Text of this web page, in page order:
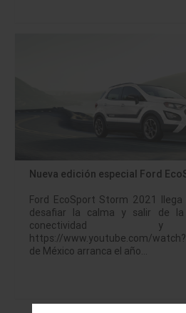
Nueva edición especial Ford
Ford EcoSport Storm 2021
desafiar la calma y salir de
conectividad y
https://www.youtube.com/
de México arranca el año…